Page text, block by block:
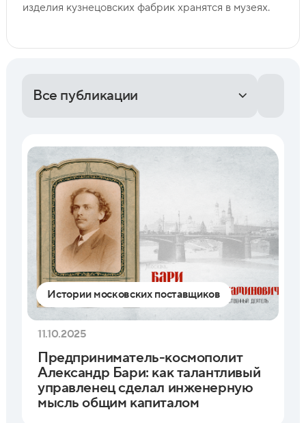
изделия кузнецовских фабрик хранятся в музеях.
Все публикации
Истории московских поставщиков
11.10.2025
Предприниматель-космополит
Александр Бари: как талантливый
управленец сделал инженерную
мысль общим капиталом